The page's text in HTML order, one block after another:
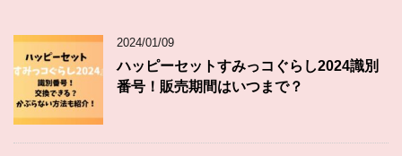
2024/01/09
ハッピーセットすみっコぐらし2024識別
番号！販売期間はいつまで？